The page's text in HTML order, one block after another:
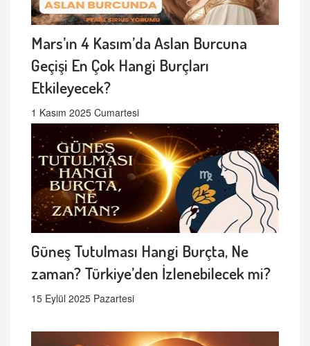
Mars’ın 4 Kasım’da Aslan Burcuna
Geçişi En Çok Hangi Burçları
Etkileyecek?
1 Kasım 2025 Cumartesi
Güneş Tutulması Hangi Burçta, Ne
zaman? Türkiye’den İzlenebilecek mi?
15 Eylül 2025 Pazartesi